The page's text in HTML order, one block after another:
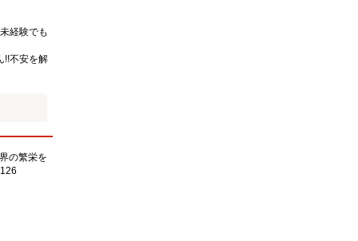
経験でも
!!不安を解
の繁栄を